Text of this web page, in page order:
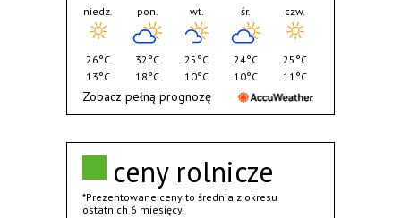
ceny rolnicze
*Prezentowane ceny to średnia z okresu
ostatnich 6 miesięcy.
niedz.
26°C
13°C
pon.
32°C
18°C
wt.
25°C
10°C
śr.
24°C
10°C
czw.
25°C
11°C
Zobacz pełną prognozę